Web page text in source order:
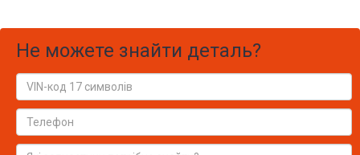
Не можете знайти деталь?